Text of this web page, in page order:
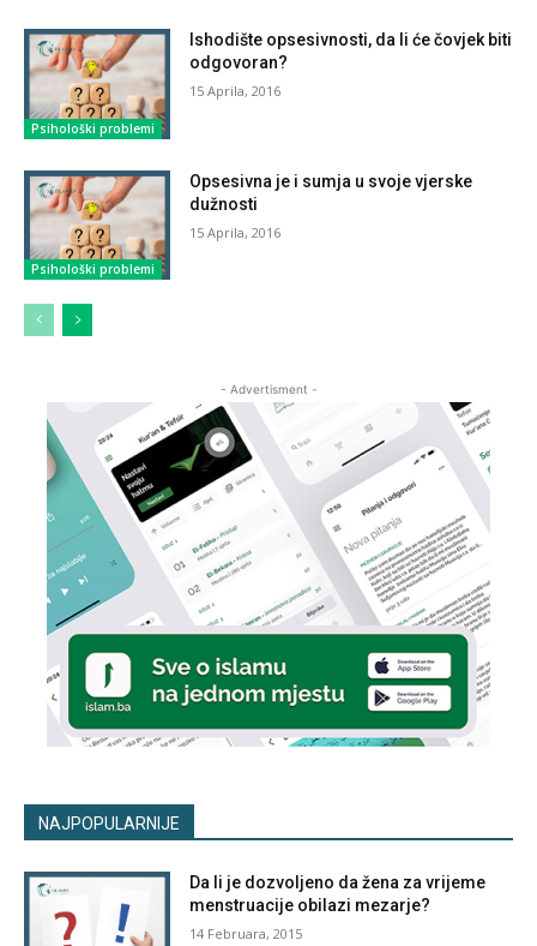
Psihološki problemi
Ishodište opsesivnosti, da li će čovjek biti
odgovoran?
15 Aprila, 2016
Psihološki problemi
Opsesivna je i sumja u svoje vjerske
dužnosti
15 Aprila, 2016
- Advertisment -
NAJPOPULARNIJE
Da li je dozvoljeno da žena za vrijeme
menstruacije obilazi mezarje?
14 Februara, 2015